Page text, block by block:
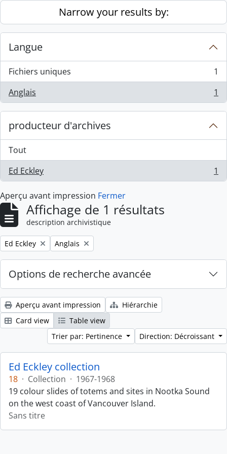
Skip to main contentNarrow your results by:
Langue
Fichiers uniques
, 1 résultats
1
Anglais
, 1 résultats 1
producteur d'archives
Tout
Ed Eckley
, 1 résultats 1
Aperçu avant impression Fermer
Affichage de 1 résultats
description archivistique
Remove filter:
Ed Eckley Remove filter:
Anglais
Options de recherche avancée
Aperçu avant impression
Hiérarchie
Card view
Table view
Trier par: Pertinence
Direction: Décroissant
Ed Eckley collection
18 · Collection · 1967-1968
19 colour slides of totems and sites in Nootka Sound
on the west coast of Vancouver Island.
Sans titre